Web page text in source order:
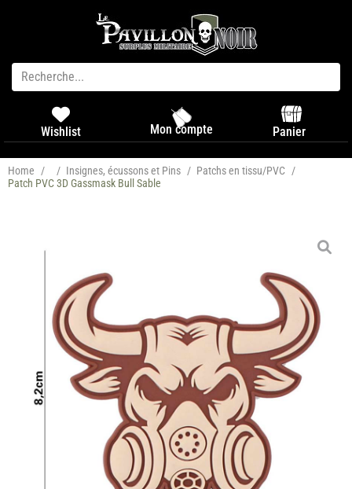
Wishlist Mon compte Panier
Home / / Insignes, écussons et Pins / Patchs en tissu/PVC /
Patch PVC 3D Gassmask Bull Sable